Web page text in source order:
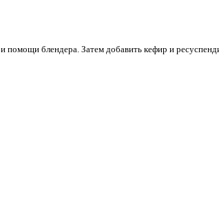
блендера. Затем добавить кефир и